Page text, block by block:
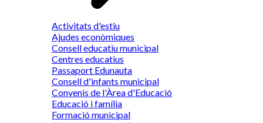
Activitats d'estiu
Ajudes econòmiques
Consell educatiu municipal
Centres educatius
Passaport Edunauta
Consell d'infants municipal
Convenis de l'Àrea d'Educació
Educació i família
Formació municipal